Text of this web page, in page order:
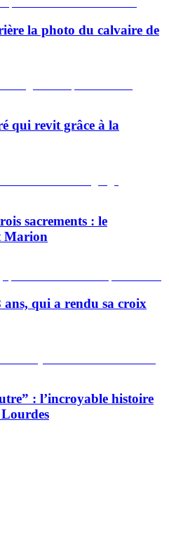
la photo du calvaire de
qui revit grâce à la
sacrements : le
Marion
ans, qui a rendu sa croix
: l’incroyable histoire